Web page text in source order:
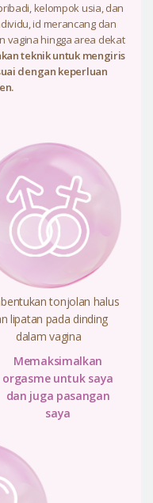
kelompok usia, dan
id merancang dan
vagina hingga area dekat
teknik untuk mengiris
dengan keperluan
tonjolan halus
lipatan pada dinding
dalam vagina
Memaksimalkan
orgasme untuk saya
dan juga pasangan
saya